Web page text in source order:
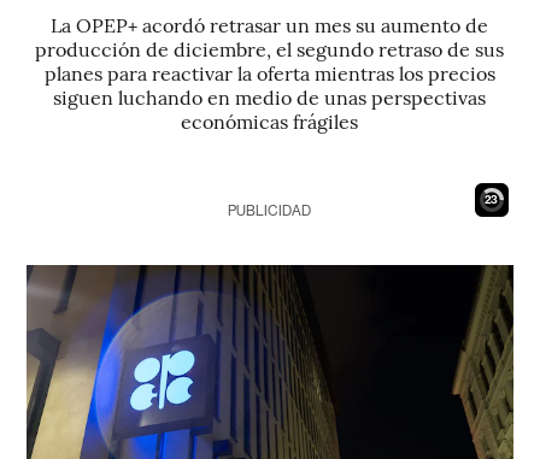
La OPEP+ acordó retrasar un mes su aumento de
producción de diciembre, el segundo retraso de sus
planes para reactivar la oferta mientras los precios
siguen luchando en medio de unas perspectivas
económicas frágiles
22
PUBLICIDAD